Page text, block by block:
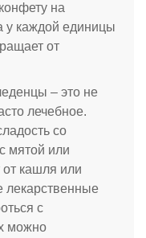
на
у каждой единицы
от
– это не
лечебное.
со
мятой или
от кашля или
лекарственные
с
можно